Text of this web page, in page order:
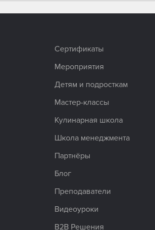
Сертификаты
Мероприятия
Детям и подросткам
Мастер-классы
Кулинарная школа
Школа менеджмента
Партнёры
Блог
Преподаватели
Видеоуроки
B2B Решения